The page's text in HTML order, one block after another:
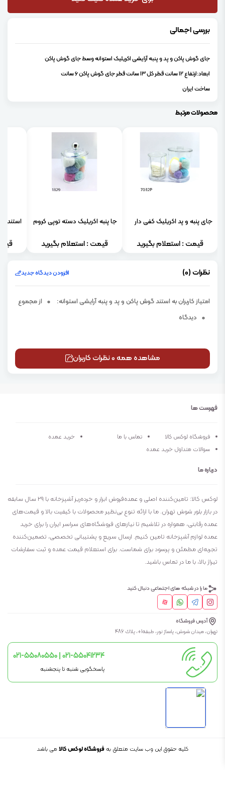
بررسی اجمالی
جای گوش پاکن و پد و پنبه آرایشی اکریلیک استوانه وسط جای گوش پاکن
ابعاد:ارتفاع 12 سانت قطر کل 13 سانت قطر جای گوش پاکن 6 سانت
ساخت ایران
محصولات مرتبط
جای پنبه و پد اکریلیک کفی دار
قیمت : استعلام بگیرید
جا پنبه اکریلیک دسته توپی کروم
قیمت : استعلام بگیرید
استند آرایشی 3
نظرات (0) افزودن دیدگاه جدید
امتیاز کاربران به استند گوش پاکن و پد و پنبه آرایشی استوانه: 0 از مجموع
0 دیدگاه
مشاهده همه 0 نظرات کاربران
فهرست ها
فروشگاه لوکس کالا تماس با ما
خرید عمده
سوالات متداول خرید عمده
درباره ما
لوکس کالا: تامین‌کننده اصلی و عمده‌فروش ابزار و خرده‌ریز آشپزخانه با ۲۹ سال سابقه
در بازار بلور شوش تهران. ما با ارائه تنوع بی‌نظیر محصولات با کیفیت بالا و قیمت‌های
عمده رقابتی، همواره در تلاشیم تا نیازهای فروشگاه‌های سراسر ایران را برای خرید
عمده لوازم آشپزخانه تامین کنیم. ارسال سریع و پشتیبانی تخصصی، تضمین‌کننده
تجربه‌ای مطمئن و پرسود برای شماست. برای استعلام قیمت عمده و ثبت سفارشات
تیراژ بالا، با ما در تماس باشید.
ما را در شبکه های اجتماعی دنبال کنید
آدرس فروشگاه
تهران، ميدان شوش، پاساژ نور، طبقه1+، پلاك 486
021-55080550 | 021-55041234
پاسخگویی شنبه تا پنجشنبه
کلیه حقوق این وب سایت متعلق به فروشگاه لوکس کالامی باشد